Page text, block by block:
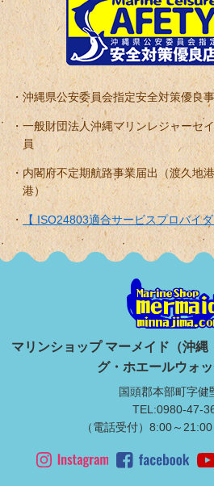
沖縄県公安委員会指定安全対策優良
一般財団法人沖縄マリンレジャーセ
員
内閣府不定期航路事業届出（渡久地
港）
【 ISO24803適合サービスプロバイダ
マリンショップ マーメイド（沖
グ・ホエールウォッ
国頭郡本部町字健
TEL:0980-47-
（電話受付）8:00～21:00